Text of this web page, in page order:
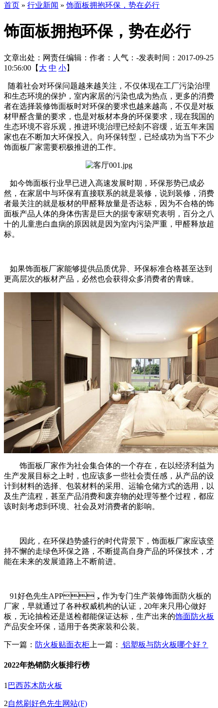
首页 » 行业新闻 » 饰面板拥抱环保，势在必行
饰面板拥抱环保，势在必行
文章出处： 网责任编辑： 作者： 人气： -发表时间：2017-09-25
10:56:00【 大 中 小】
随着社会对环保问题越来越关注，不仅体现在工厂污染治理
和生态环境的保护，室内家居的污染也成为热点，更多的消费
者在选择装修饰面板时对环保的要求也越来越高，不仅是对板
材甲醛含量的要求，也是对板材本身的环保要求，现在我国的
生态环境不容乐观，推进环境治理已经刻不容缓，近五年来国
家也在不断加大环保投入。向环保转型，已经成功为当下不少
饰面板厂家需要积极推进的工作。
如今饰面板行业早已进入高速发展时期，环保形势已成必
然，在家居中与环保有直接联系的就是装修，说到装修，消费
者最关注的就是板材的甲醛释放量是否达标，因为不合格的饰
面板产品人体的身体伤害是巨大的据专家研究表明，百分之八
十的儿童患白血病的原因就是因为室内污染严重，甲醛释放超
标。
如果饰面板厂家能够提供品质优异、环保标准合格甚至达到
更高层次的板材产品，必然也会获得众多消费者的青睐。
饰面板厂家作为社会集合体的一个存在，在以经济利益为
生产发展目标之上时，也应该多一些社会责任感，从产品的设
计到材料的选择、包装材料的采用、运输仓储方式的选用，以
及生产流程，甚至产品消费和废弃物的处理等整个过程，都应
该时刻考虑到环境、社会及对消费者的影响。
因此，在环保趋势盛行的时代背景下，饰面板厂家应该坚
持不懈的走绿色环保之路，不断提高自身产品的环保技术，才
能在未来的发展道路上不断前进。
91好色先生APP，作为专门生产装修饰面防火板的
厂家，早就通过了各种权威机构的认证，20年来只用心做好
板，无论抽检还是送检都能保证达标，生产出来的饰面防火板
产品安全环保，适用于各类家装和公装。
下一篇： 防火板贴面衣柜 上一篇： 铝塑板与防火板哪个好？
2022年热销防火板排行榜
1 巴西苏木防火板
2自然刷好色先生网站(F)